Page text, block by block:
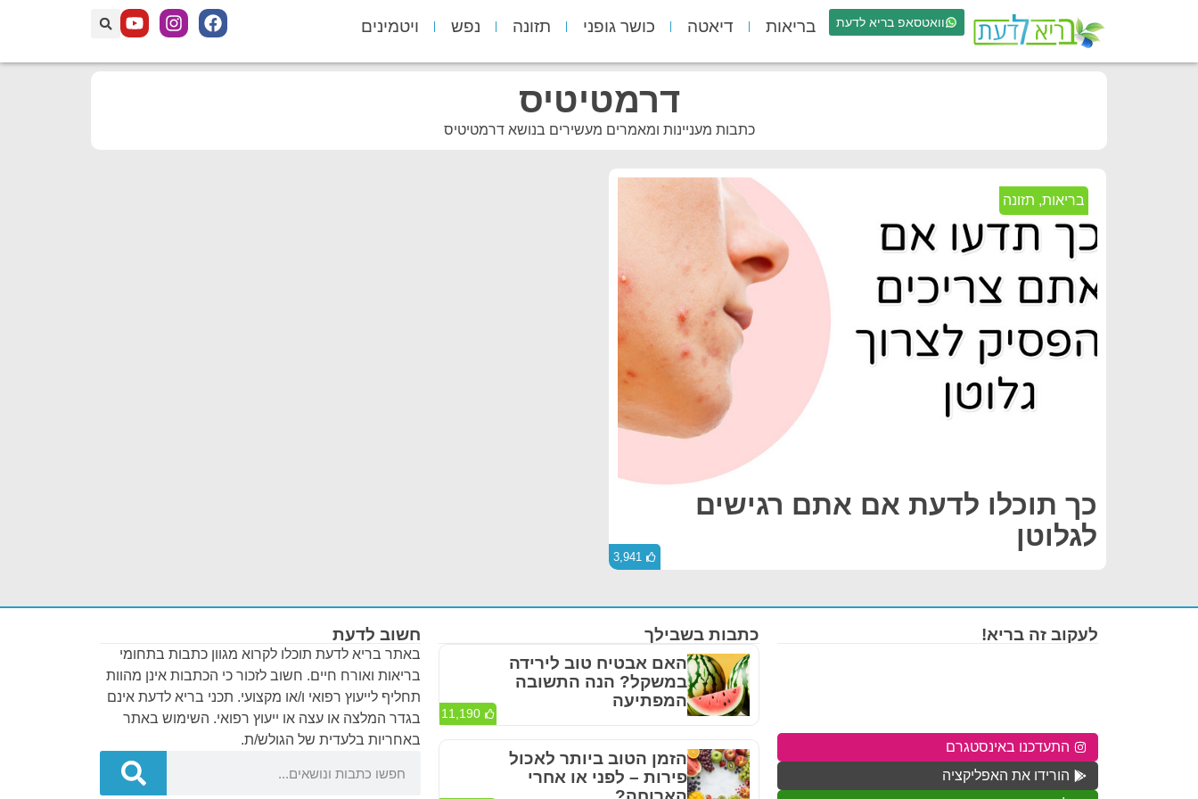
וואטסאפ בריא לדעת בריאות דיאטה כושר גופני תזונה נפש ויטמינים
דרמטיטיס
כתבות מעניינות ומאמרים מעשירים בנושא דרמטיטיס
בריאות, תזונה
כך תוכלו לדעת אם אתם רגישים
לגלוטן
3,941
חשוב לדעת
באתר בריא לדעת תוכלו לקרוא מגוון כתבות בתחומי
בריאות ואורח חיים. חשוב לזכור כי הכתבות אינן מהוות
תחליף לייעוץ רפואי ו/או מקצועי. תכני בריא לדעת אינם
בגדר המלצה או עצה או ייעוץ רפואי. השימוש באתר
באחריות בלעדית של הגולש/ת.
כתבות בשבילך
האם אבטיח טוב לירידה
במשקל? הנה התשובה
המפתיעה
11,190
הזמן הטוב ביותר לאכול
פירות – לפני או אחרי
לעקוב זה בריא!
התעדכנו באינסטגרם
הורידו את האפליקציה